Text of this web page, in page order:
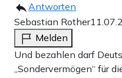
Antworten
Sebastian Rother
Melden
Und bezahlen darf
„Sondervermögen“ für